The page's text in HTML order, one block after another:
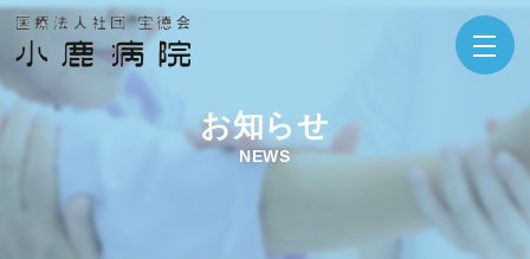
お知らせ
NEWS